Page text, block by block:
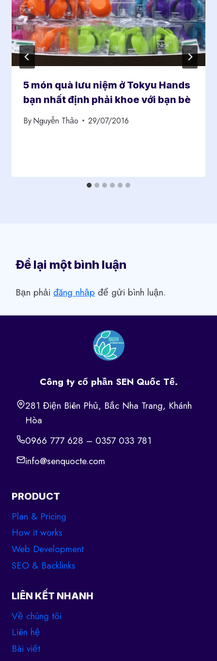
5 món quà lưu niệm ở Tokyu Hands
bạn nhất định phải khoe với bạn bè
ByNguyễn Thảo 29/07/2016
Để lại một bình luận
Bạn phải đăng nhập để gửi bình luận.
Công ty cổ phần SEN Quốc Tế.
281 Điện Biên Phủ, Bắc Nha Trang, Khánh
Hòa
0966 777 628 – 0357 033 781
info@senquocte.com
PRODUCT
Plan & Pricing
How it works
Web Development
SEO & Backlinks
LIÊN KẾT NHANH
Về chúng tôi
Liên hệ
Bài viết